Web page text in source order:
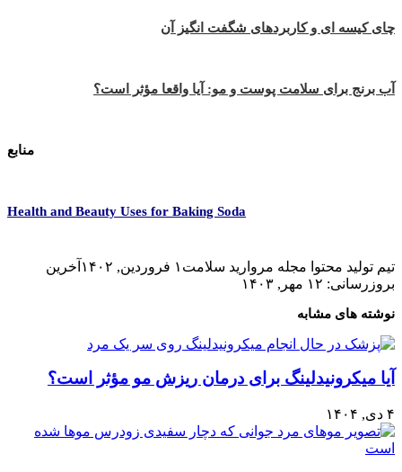
چای کیسه ای و کاربردهای شگفت انگیز آن
آب برنج برای سلامت پوست و مو: آیا واقعا مؤثر است؟
منابع
Health and Beauty Uses for Baking Soda
تیم تولید محتوا مجله مروارید سلامت ۱ فروردین, ۱۴۰۲
آخرین
بروزرسانی: ۱۲ مهر, ۱۴۰۳
نوشته های مشابه
آیا میکرونیدلینگ برای درمان ریزش مو مؤثر است؟
۴ دی, ۱۴۰۴